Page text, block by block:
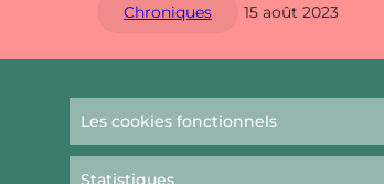
Les cookies fonctionnels
Statistiques
Chroniques 15 août 2023